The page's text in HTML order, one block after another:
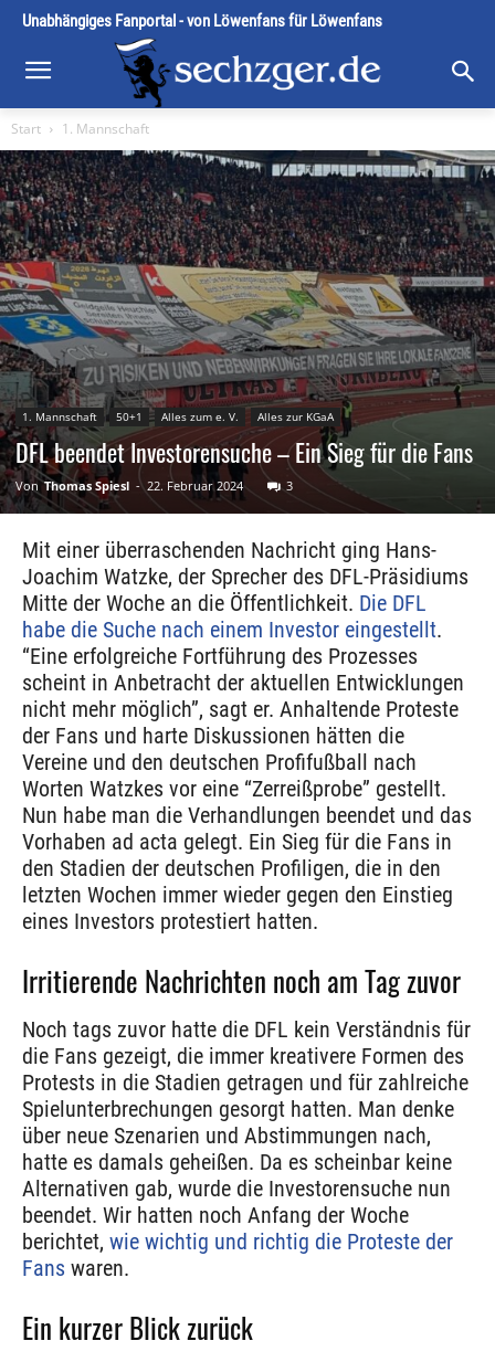
Unabhängiges Fanportal - von Löwenfans für Löwenfans
Start 1. Mannschaft
1. Mannschaft 50+1 Alles zum e. V. Alles zur KGaA
DFL beendet Investorensuche – Ein Sieg für die Fans
Von Thomas Spiesl - 22. Februar 2024 3
Mit einer überraschenden Nachricht ging Hans-
Joachim Watzke, der Sprecher des DFL-Präsidiums
Mitte der Woche an die Öffentlichkeit. Die DFL
habe die Suche nach einem Investor eingestellt.
“Eine erfolgreiche Fortführung des Prozesses
scheint in Anbetracht der aktuellen Entwicklungen
nicht mehr möglich”, sagt er. Anhaltende Proteste
der Fans und harte Diskussionen hätten die
Vereine und den deutschen Profifußball nach
Worten Watzkes vor eine “Zerreißprobe” gestellt.
Nun habe man die Verhandlungen beendet und das
Vorhaben ad acta gelegt. Ein Sieg für die Fans in
den Stadien der deutschen Profiligen, die in den
letzten Wochen immer wieder gegen den Einstieg
eines Investors protestiert hatten.
Irritierende Nachrichten noch am Tag zuvor
Noch tags zuvor hatte die DFL kein Verständnis für
die Fans gezeigt, die immer kreativere Formen des
Protests in die Stadien getragen und für zahlreiche
Spielunterbrechungen gesorgt hatten. Man denke
über neue Szenarien und Abstimmungen nach,
hatte es damals geheißen. Da es scheinbar keine
Alternativen gab, wurde die Investorensuche nun
beendet. Wir hatten noch Anfang der Woche
berichtet, wie wichtig und richtig die Proteste der
Fans waren.
Ein kurzer Blick zurück